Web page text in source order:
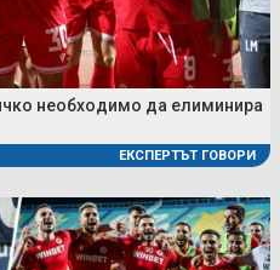
необходимо да елиминира
ЕКСПЕРТЪТ ГОВОРИ